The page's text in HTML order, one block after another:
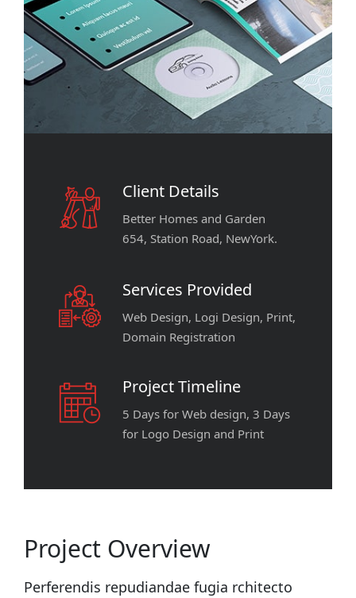
Client Details
Better Homes and Garden
654, Station Road, NewYork.
Services Provided
Web Design, Logi Design, Print,
Domain Registration
Project Timeline
5 Days for Web design, 3 Days
for Logo Design and Print
Project Overview
Perferendis repudiandae fugia rchitecto